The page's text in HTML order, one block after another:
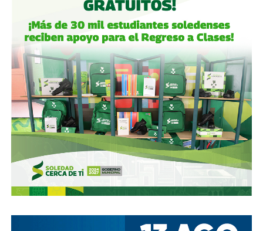
. El ídolo ya no iba a ser Mario Alberto Kempes como en
ese torneo ni mucho menos Videla o Galtieri. El héroe
albiceleste respondía al nombre deDiego Armando
Maradona.
El 22 de junio de 1986, Cuartos de Final del Mundial de
México 86.En el Estadio Azteca, ‘El 10’ metió dos
goles contra Inglaterra que explican más sobre
Argentina que cualquier libro de historia. El primero fue
Mano de Dios
“. Diego saltó a disputar un balón
con el portero Peter Shilton, y ante su falta de estatura,
estiró la mano para acabar empujando la pelota a la red… el
árbitro lo dio por bueno.
segundos, fue una obra maestra catalogada como “El Gol